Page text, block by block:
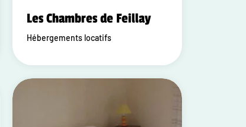
Les Chambres de Feillay
Hébergements locatifs